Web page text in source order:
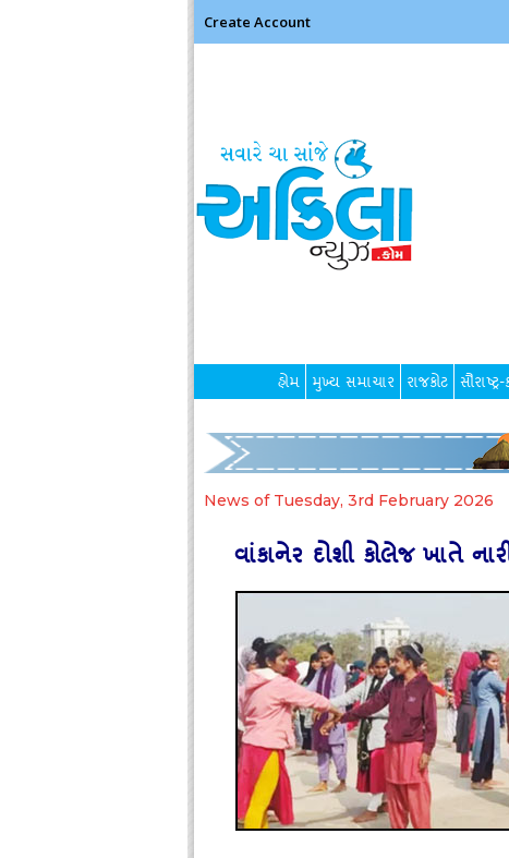
Create Account
હોમ મુખ્ય સમાચાર રાજકોટ
News of Tuesday, 3rd February 2026
વાંકાનેર દોશી કોલેજ ખાતે